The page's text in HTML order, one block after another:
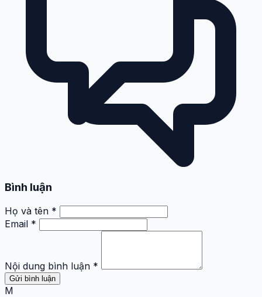
Bình luận
Họ và tên *
Email *
Nội dung bình luận *
Gửi bình luận
M